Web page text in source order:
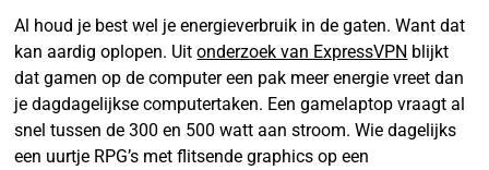
Al houd je best wel je energieverbruik in de gaten. Want dat
kan aardig oplopen. Uitonderzoek van ExpressVPN blijkt
dat gamen op de computer een pak meer energie vreet dan
je dagdagelijkse computertaken. Een gamelaptop vraagt al
snel tussen de 300 en 500 watt aan stroom. Wie dagelijks
een uurtje RPG’s met flitsende graphics op een